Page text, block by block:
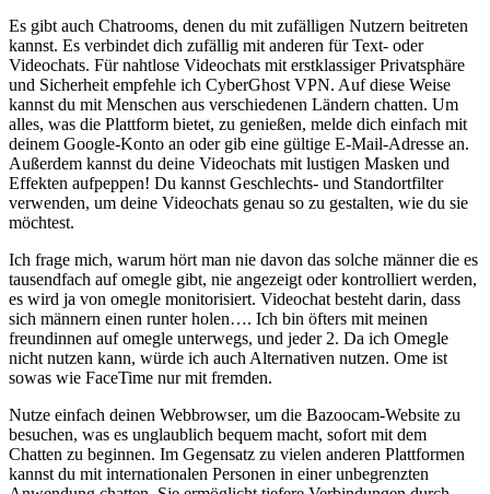
Es gibt auch Chatrooms, denen du mit zufälligen Nutzern beitreten
kannst. Es verbindet dich zufällig mit anderen für Text- oder
Videochats. Für nahtlose Videochats mit erstklassiger Privatsphäre
und Sicherheit empfehle ich CyberGhost VPN. Auf diese Weise
kannst du mit Menschen aus verschiedenen Ländern chatten. Um
alles, was die Plattform bietet, zu genießen, melde dich einfach mit
deinem Google-Konto an oder gib eine gültige E-Mail-Adresse an.
Außerdem kannst du deine Videochats mit lustigen Masken und
Effekten aufpeppen! Du kannst Geschlechts- und Standortfilter
verwenden, um deine Videochats genau so zu gestalten, wie du sie
möchtest.
Ich frage mich, warum hört man nie davon das solche männer die es
tausendfach auf omegle gibt, nie angezeigt oder kontrolliert werden,
es wird ja von omegle monitorisiert. Videochat besteht darin, dass
sich männern einen runter holen…. Ich bin öfters mit meinen
freundinnen auf omegle unterwegs, und jeder 2. Da ich Omegle
nicht nutzen kann, würde ich auch Alternativen nutzen. Ome ist
sowas wie FaceTime nur mit fremden.
Nutze einfach deinen Webbrowser, um die Bazoocam-Website zu
besuchen, was es unglaublich bequem macht, sofort mit dem
Chatten zu beginnen. Im Gegensatz zu vielen anderen Plattformen
kannst du mit internationalen Personen in einer unbegrenzten